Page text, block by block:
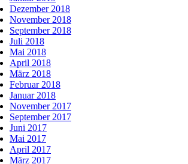
Dezember 2018
November 2018
September 2018
Juli 2018
Mai 2018
April 2018
März 2018
Februar 2018
Januar 2018
November 2017
September 2017
Juni 2017
Mai 2017
April 2017
März 2017